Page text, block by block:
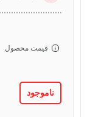
قیمت محصول
ناموجود